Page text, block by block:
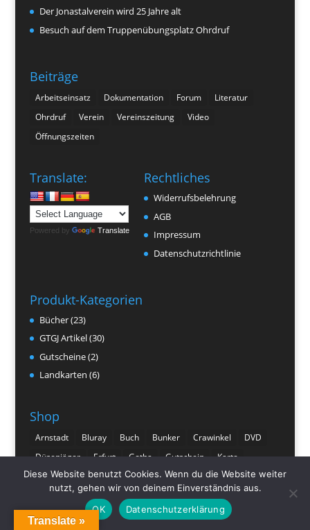
Der Jonastalverein wird 25 Jahre alt
Besuch auf dem Truppenübungsplatz Ohrdruf
Beiträge
Arbeitseinsatz Dokumentation Forum
Literatur
Ohrdruf
Verein Vereinszeitung
Video
Öffnungszeiten
Translate:
Powered by Translate
Rechtliches
Widerrufsbelehrung
AGB
Impressum
Datenschutzrichtlinie
Produkt-Kategorien
Bücher(23)
GTGJ Artikel(30)
Gutscheine(2)
Landkarten (6)
Shop
Arnstadt Bluray Buch Bunker Crawinkel
DVD
Düsenjäger
Erfurt Gotha Gutschein
Karte
Ohrdruf
Pferde Plaue Postkarte
Thüringen
Vereinszeitschrift
Translate »
Diese Website benutzt Cookies. Wenn du die Website weiter
nutzt, gehen wir von deinem Einverständnis aus.
OK
Datenschutzerklärung